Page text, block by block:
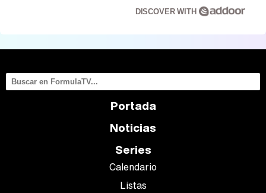
DISCOVER WITH
Portada
Noticias
Series
Calendario
Listas